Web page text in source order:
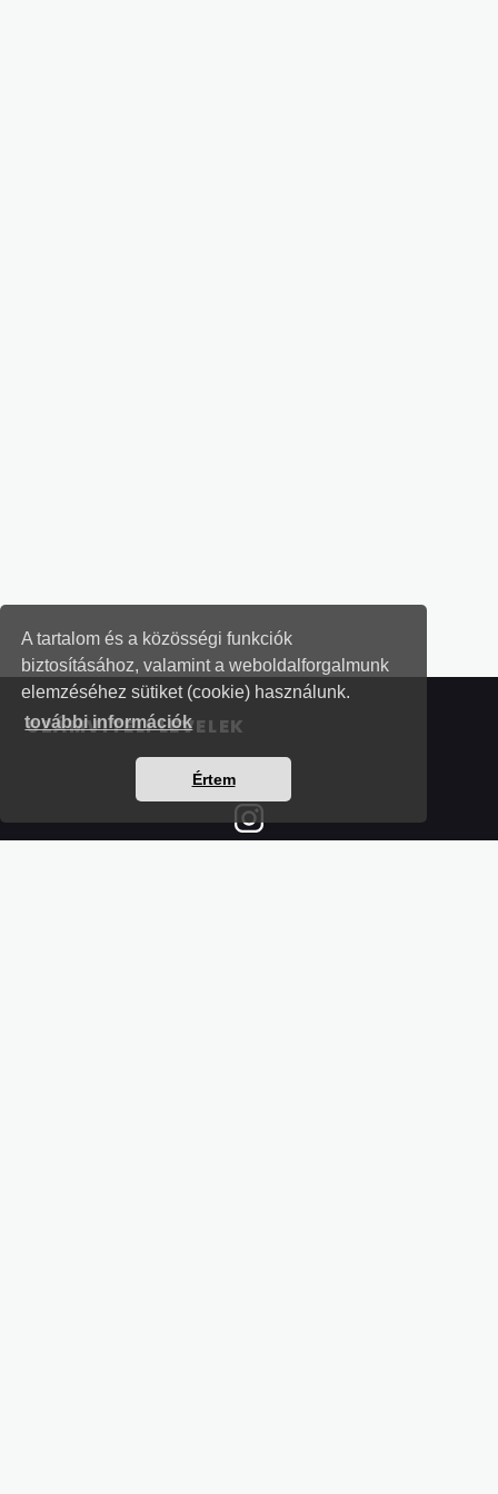
A tartalom és a közösségi funkciók
biztosításához, valamint a weboldalforgalmunk
elemzéséhez sütiket (cookie) használunk.
további információk
Értem
SZÁMVITELI LEVELEK